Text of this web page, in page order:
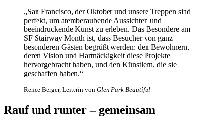
„San Francisco, der Oktober und unsere Treppen sind
perfekt, um atemberaubende Aussichten und
beeindruckende Kunst zu erleben. Das Besondere am
SF Stairway Month ist, dass Besucher von ganz
besonderen Gästen begrüßt werden: den Bewohnern,
deren Vision und Hartnäckigkeit diese Projekte
hervorgebracht haben, und den Künstlern, die sie
geschaffen haben.“
Renee Berger, Leiterin von Glen Park Beautiful
Rauf und runter – gemeinsam